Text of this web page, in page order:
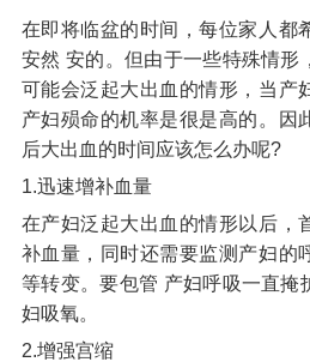
在即将临盆的时间，每位家人都
安然 安的。但由于一些特殊情形
可能会泛起大出血的情形，当产
产妇殒命的机率是很是高的。因
后大出血的时间应该怎么办呢?
1.迅速增补血量
在产妇泛起大出血的情形以后，
补血量，同时还需要监测产妇的
等转变。要包管 产妇呼吸一直掩
妇吸氧。
2.增强宫缩